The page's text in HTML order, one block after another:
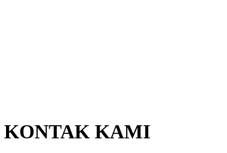
KONTAK KAMI